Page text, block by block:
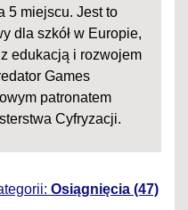
5 miejscu. Jest to
dla szkół w Europie,
edukacją i rozwojem
Games
patronatem
Cyfryzacji.
Osiągnięcia (47)